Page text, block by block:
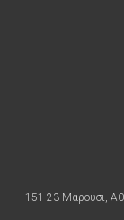
151 23 Μαρούσι,